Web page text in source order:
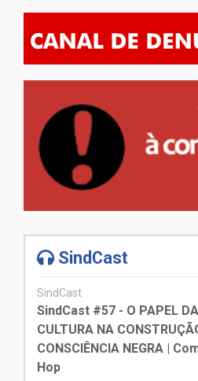
SindCast
SindCast
SindCast #57 - O PAPEL DA
CULTURA NA
CONSCIÊNCIA NEGRA |
Hop